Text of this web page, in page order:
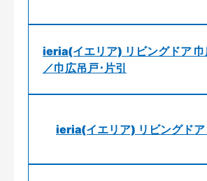
ieria(イエリア) リビングドア 巾
／巾広吊戸･片引
ieria(イエリア) リビングドア